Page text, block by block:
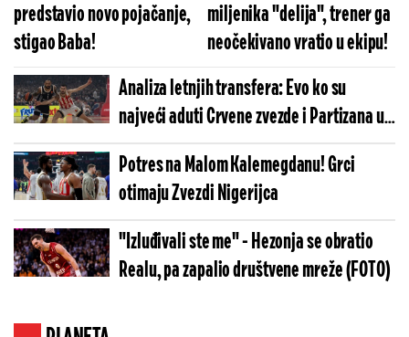
predstavio novo pojačanje,
stigao Baba!
miljenika "delija", trener ga
neočekivano vratio u ekipu!
Analiza letnjih transfera: Evo ko su
najveći aduti Crvene zvezde i Partizana u
novoj sezoni
Potres na Malom Kalemegdanu! Grci
otimaju Zvezdi Nigerijca
"Izluđivali ste me" - Hezonja se obratio
Realu, pa zapalio društvene mreže (FOTO)